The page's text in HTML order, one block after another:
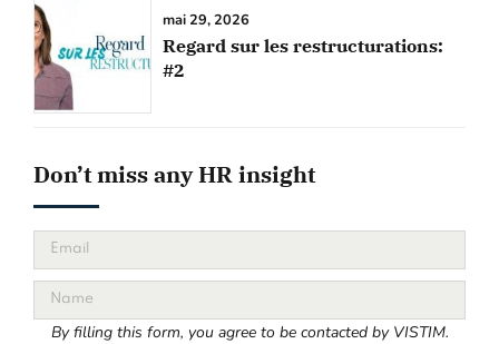
mai 29, 2026
Regard sur les restructurations:
#2
Don’t miss any HR insight
By filling this form, you agree to be contacted by VISTIM.